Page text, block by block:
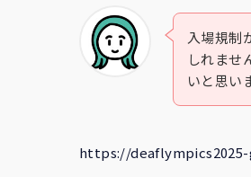
入場規制
しれませ
いと思い
https://